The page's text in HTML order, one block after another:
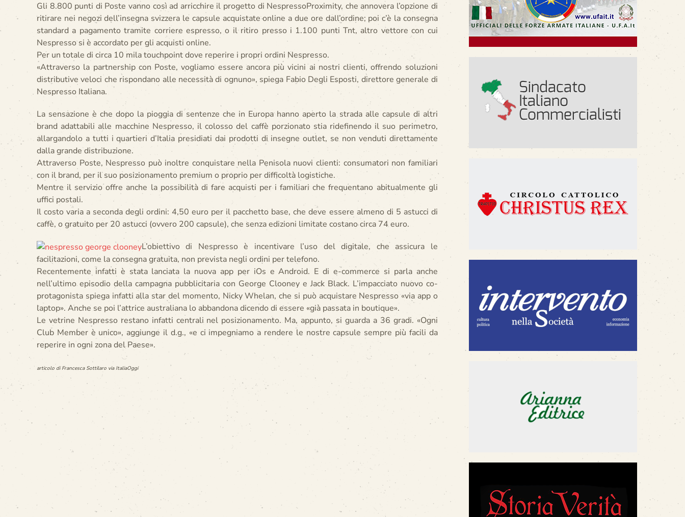
Gli 8.800 punti di Poste vanno così ad arricchire il progetto di NespressoProximity, che annovera l’opzione di
ritirare nei negozi dell’insegna svizzera le capsule acquistate online a due ore dall’ordine; poi c’è la consegna
standard a pagamento tramite corriere espresso, o il ritiro presso i 1.100 punti Tnt, altro vettore con cui
Nespresso si è accordato per gli acquisti online.
Per un totale di circa 10 mila touchpoint dove reperire i propri ordini Nespresso.
«Attraverso la partnership con Poste, vogliamo essere ancora più vicini ai nostri clienti, offrendo soluzioni
distributive veloci che rispondano alle necessità di ognuno», spiega Fabio Degli Esposti, direttore generale di
Nespresso Italiana.
La sensazione è che dopo la pioggia di sentenze che in Europa hanno aperto la strada alle capsule di altri
brand adattabili alle macchine Nespresso, il colosso del caffè porzionato stia ridefinendo il suo perimetro,
allargandolo a tutti i quartieri d’Italia presidiati dai prodotti di insegne outlet, se non venduti direttamente
dalla grande distribuzione.
Attraverso Poste, Nespresso può inoltre conquistare nella Penisola nuovi clienti: consumatori non familiari
con il brand, per il suo posizionamento premium o proprio per difficoltà logistiche.
Mentre il servizio offre anche la possibilità di fare acquisti per i familiari che frequentano abitualmente gli
uffici postali.
Il costo varia a seconda degli ordini: 4,50 euro per il pacchetto base, che deve essere almeno di 5 astucci di
caffè, o gratuito per 20 astucci (ovvero 200 capsule), che senza edizioni limitate costano circa 74 euro.
L’obiettivo di Nespresso è incentivare l’uso del digitale, che assicura le
facilitazioni, come la consegna gratuita, non prevista negli ordini per telefono.
Recentemente infatti è stata lanciata la nuova app per iOs e Android. E di e-commerce si parla anche
nell’ultimo episodio della campagna pubblicitaria con George Clooney e Jack Black. L’impacciato nuovo co-
protagonista spiega infatti alla star del momento, Nicky Whelan, che si può acquistare Nespresso «via app o
laptop». Anche se poi l’attrice australiana lo abbandona dicendo di essere «già passata in boutique».
Le vetrine Nespresso restano infatti centrali nel posizionamento. Ma, appunto, si guarda a 36 gradi. «Ogni
Club Member è unico», aggiunge il d.g., «e ci impegniamo a rendere le nostre capsule sempre più facili da
reperire in ogni zona del Paese».
articolo di Francesca Sottilaro via ItaliaOggi